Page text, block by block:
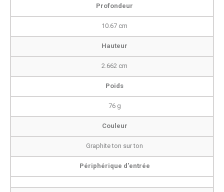
Profondeur
10.67 cm
Hauteur
2.662 cm
Poids
76 g
Couleur
Graphite ton sur ton
Périphérique d'entrée